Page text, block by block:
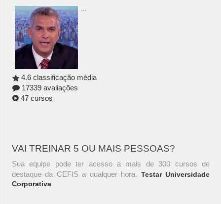
...
4.6 classificação média
17339 avaliações
47 cursos
VAI TREINAR 5 OU MAIS PESSOAS?
Sua equipe pode ter acesso a mais de 300 cursos de
destaque da CEFIS a qualquer hora. Testar Universidade
Corporativa